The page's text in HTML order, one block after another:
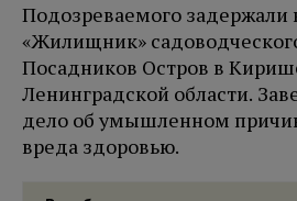
Подозреваемого задержали
«Жилищник»
Посадников Остров в
Ленинградской области.
дело об умышленном
вреда здоровью.